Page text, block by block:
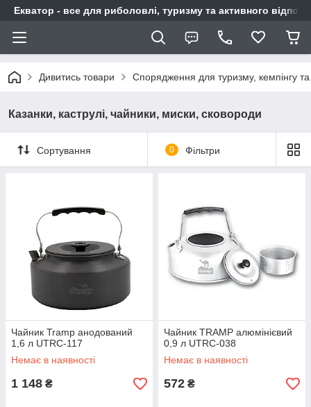
Екватор - все для риболовлі, туризму та активного
Дивитись товари Спорядження для туризму, кемпінгу та
Казанки, каструлі, чайники, миски, сковороди
Сортування 0 Фільтри
Чайник Tramp анодований
1,6 л UTRC-117
Немає в наявності
1 148 ₴
Чайник TRAMP алюмінієвий
0,9 л UTRC-038
Немає в наявності
572 ₴